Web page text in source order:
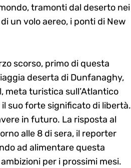
tramonti dal deserto nei
un volo aereo, i ponti di New
scorso, primo di questa
deserta di Dunfanaghy,
meta turistica sull’Atlantico
suo forte significato di libertà.
in futuro. La risposta al
alle 8 di sera, il reporter
ad alimentare questa
per i prossimi mesi.